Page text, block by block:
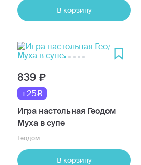
В корзину
839
+25
Игра настольная Геодом
Муха в супе
Геодом
В корзину